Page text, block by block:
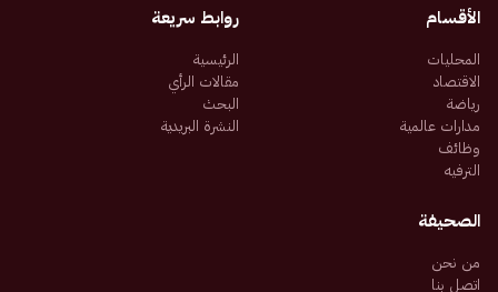
الأقسام
المحليات
الاقتصاد
رياضة
مدارات عالمية
وظائف
الترفيه
روابط سريعة
الرئيسية
مقالات الرأي
البحث
النشرة البريدية
الصحيفة
من نحن
اتصل بنا